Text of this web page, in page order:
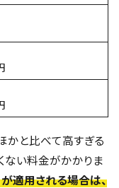
かと比べて高すぎる
ない料金がかかりま
適用される場合は、